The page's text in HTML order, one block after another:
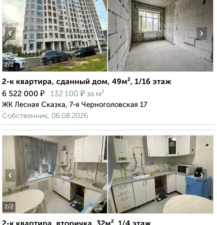
2/2
‹ ›
2-к квартира, сданный дом, 49м², 1/16 этаж
6 522 000 ₽ 132 100 ₽ за м²
ЖК Лесная Сказка, 7-я Черноголовская 17
Собственник, 06.08.2026
2/2
‹ ›